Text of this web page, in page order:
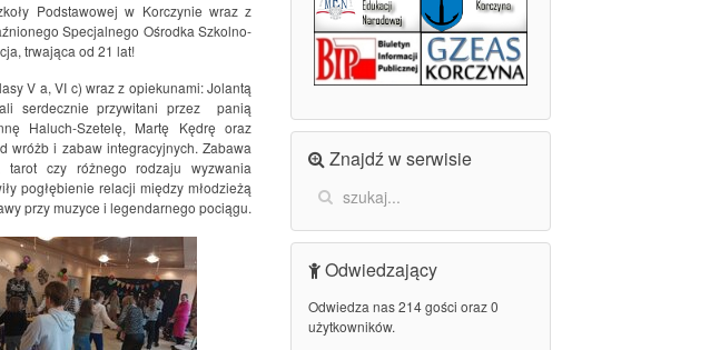
Podstawowej w Korczynie wraz z
Specjalnego Ośrodka Szkolno-
trwająca od 21 lat!
V a, VI c) wraz z opiekunami: Jolantą
serdecznie przywitani przez panią
Haluch-Szetelę, Martę Kędrę oraz
wróżb i zabaw integracyjnych. Zabawa
czy różnego rodzaju wyzwania
pogłębienie relacji między młodzieżą
przy muzyce i legendarnego pociągu.
Znajdź w serwisie
Odwiedzający
Odwiedza nas 214 gości oraz 0
użytkowników.